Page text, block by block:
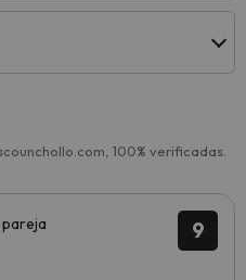
100% verificadas.
9